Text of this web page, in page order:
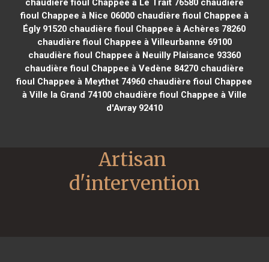
fioul Chappee à Nice 06000chaudière fioul Chappee à
Égly 91520 chaudière fioul Chappee à Achères 78260
chaudière fioul Chappee à Villeurbanne 69100
chaudière fioul Chappee à Neuilly Plaisance 93360
chaudière fioul Chappee à Vedène 84270 chaudière
fioul Chappee à Meythet 74960 chaudière fioul Chappee
à Ville la Grand 74100chaudière fioul Chappee à Ville
d'Avray 92410
Artisan
d'intervention